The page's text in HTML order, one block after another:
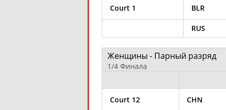
Court 1 BLR
RUS
Женщины - Парный разряд
1/4 Финала
Court 12 CHN